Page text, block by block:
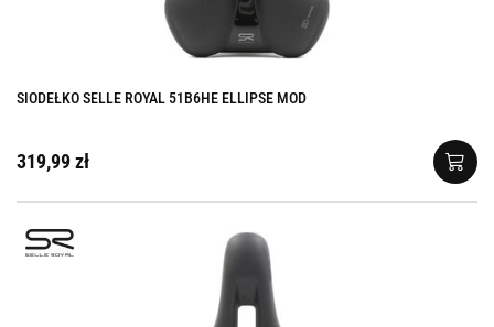
SIODEŁKO SELLE ROYAL 51B6HE ELLIPSE MOD
319,99 zł